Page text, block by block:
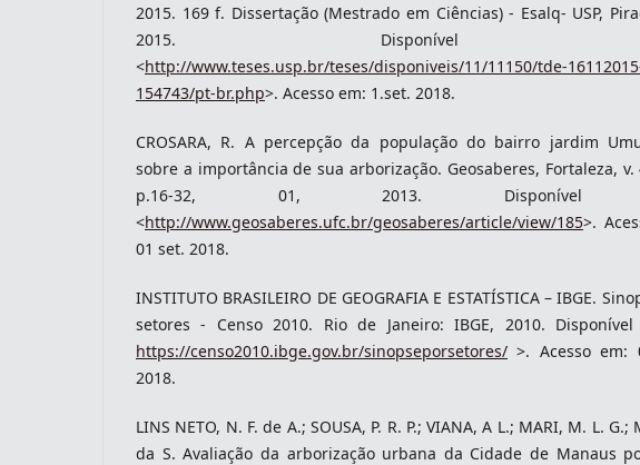
2015. 169 f. Dissertação (Mestrado em Ciências) - Esalq- USP,
2015. Disponível
<http://www.teses.usp.br/teses/disponiveis/11/11150/tde-
154743/pt-br.php>. Acesso em: 1.set. 2018.
CROSARA, R. A percepção da população do bairro jardim
sobre a importância de sua arborização. Geosaberes, Fortaleza, v.
p.16-32, 01, 2013. Disponível
<http://www.geosaberes.ufc.br/geosaberes/article/view/185>.
01 set. 2018.
INSTITUTO BRASILEIRO DE GEOGRAFIA E ESTATÍSTICA – IBGE.
setores - Censo 2010. Rio de Janeiro: IBGE, 2010.
https://censo2010.ibge.gov.br/sinopseporsetores/ >. Acesso em:
2018.
LINS NETO, N. F. de A.; SOUSA, P. R. P.; VIANA, A L.; MARI, M. L. G.;
da S. Avaliação da arborização urbana da Cidade de Manaus